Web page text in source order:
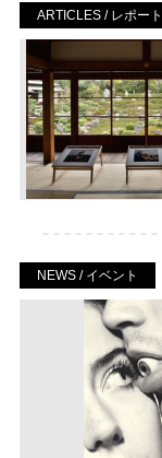
ARTICLES / レポート
NEWS / イベント